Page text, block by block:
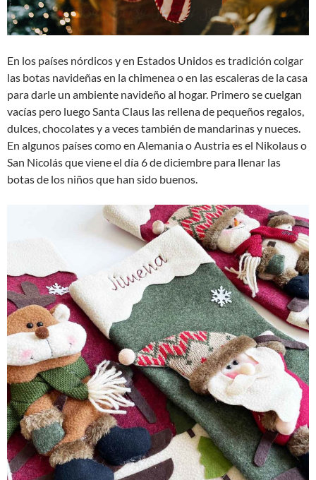
En los países nórdicos y en Estados Unidos es tradición colgar
las botas navideñas en la chimenea o en las escaleras de la casa
para darle un ambiente navideño al hogar. Primero se cuelgan
vacías pero luego Santa Claus las rellena de pequeños regalos,
dulces, chocolates y a veces también de mandarinas y nueces.
En algunos países como en Alemania o Austria es el Nikolaus o
San Nicolás que viene el día 6 de diciembre para llenar las
botas de los niños que han sido buenos.